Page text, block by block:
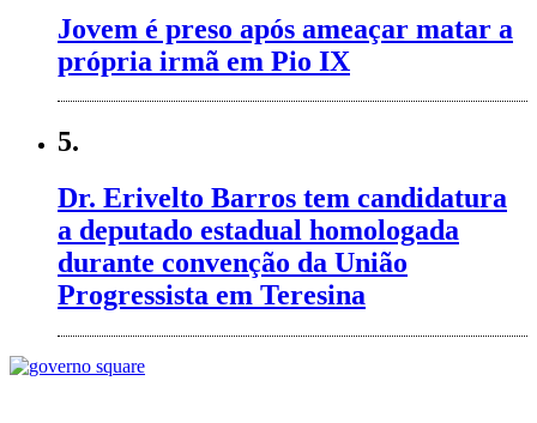
Jovem é preso após ameaçar matar a
própria irmã em Pio IX
5.
Dr. Erivelto Barros tem candidatura
a deputado estadual homologada
durante convenção da União
Progressista em Teresina